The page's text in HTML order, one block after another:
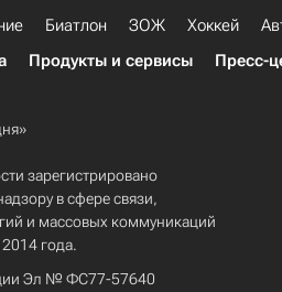
Биатлон ЗОЖ Хоккей
Продукты и сервисы Пресс-
зарегистрировано
в сфере связи,
и массовых коммуникаций
года.
Эл № ФС77-57640